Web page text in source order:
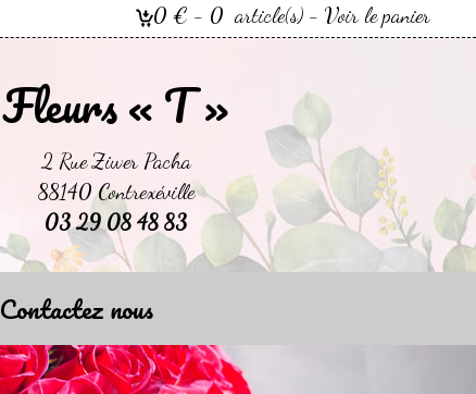
0 € - 0 article(s) - Voir le panier
Fleurs « T »
2 Rue Ziwer Pacha
88140 Contrexéville
03 29 08 48 83
Contactez nous